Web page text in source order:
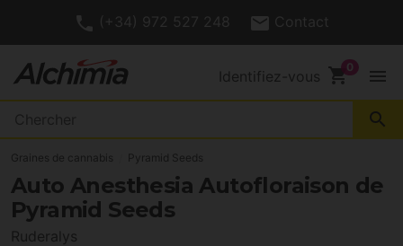
(+34) 972 527 248 Contact
Identifiez-vous shopping_cart menu
search
Graines de cannabis Pyramid Seeds
Auto Anesthesia Autofloraison de
Pyramid Seeds
Ruderalys